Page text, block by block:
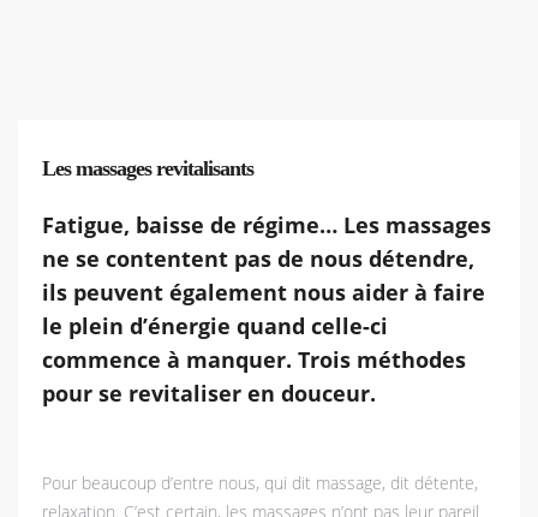
Les massages revitalisants
Fatigue, baisse de régime… Les massages
ne se contentent pas de nous détendre,
ils peuvent également nous aider à faire
le plein d’énergie quand celle-ci
commence à manquer. Trois méthodes
pour se revitaliser en douceur.
Pour beaucoup d’entre nous, qui dit massage, dit détente,
relaxation. C’est certain, les massages n’ont pas leur pareil